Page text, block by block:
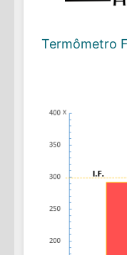
Termômetro